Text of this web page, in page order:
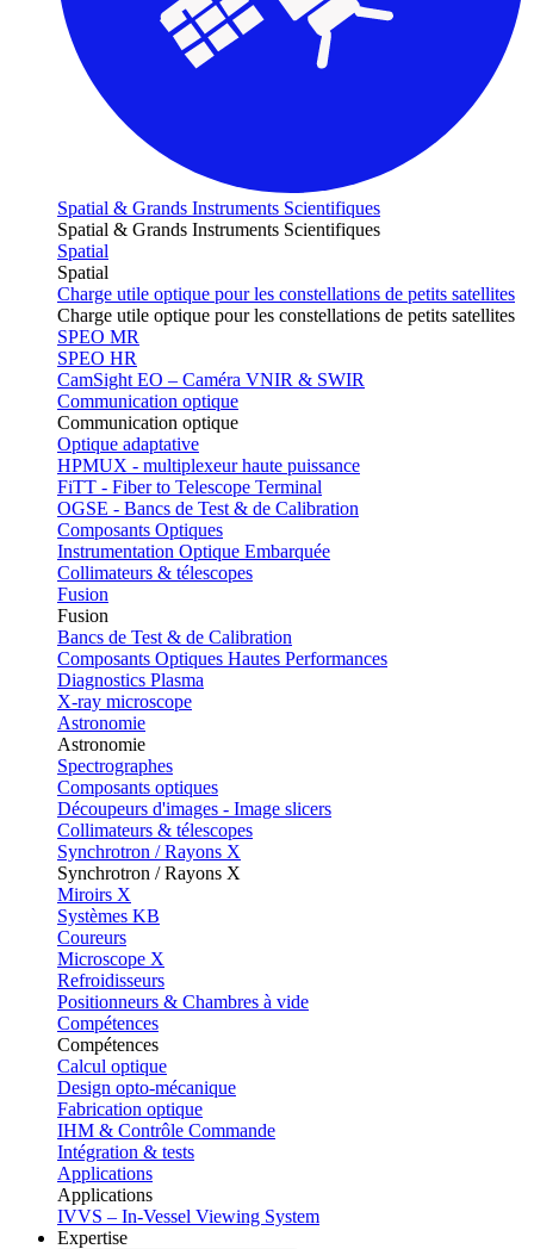
Spatial & Grands Instruments Scientifiques
Spatial & Grands Instruments Scientifiques
Spatial
Spatial
Charge utile optique pour les constellations de petits satellites
Charge utile optique pour les constellations de petits satellites
SPEO MR
SPEO HR
CamSight EO – Caméra VNIR & SWIR
Communication optique
Communication optique
Optique adaptative
HPMUX - multiplexeur haute puissance
FiTT - Fiber to Telescope Terminal
OGSE - Bancs de Test & de Calibration
Composants Optiques
Instrumentation Optique Embarquée
Collimateurs & télescopes
Fusion
Fusion
Bancs de Test & de Calibration
Composants Optiques Hautes Performances
Diagnostics Plasma
X-ray microscope
Astronomie
Astronomie
Spectrographes
Composants optiques
Découpeurs d'images - Image slicers
Collimateurs & télescopes
Synchrotron / Rayons X
Synchrotron / Rayons X
Miroirs X
Systèmes KB
Coureurs
Microscope X
Refroidisseurs
Positionneurs & Chambres à vide
Compétences
Compétences
Calcul optique
Design opto-mécanique
Fabrication optique
IHM & Contrôle Commande
Intégration & tests
Applications
Applications
IVVS – In-Vessel Viewing System
Expertise